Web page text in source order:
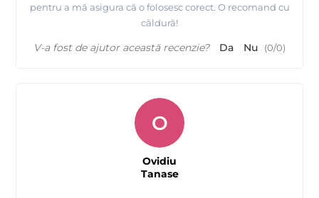
pentru a mă asigura că o folosesc corect. O recomand cu
căldură!
V-a fost de ajutor această recenzie? Da Nu (0/0)
O
Ovidiu
Tanase